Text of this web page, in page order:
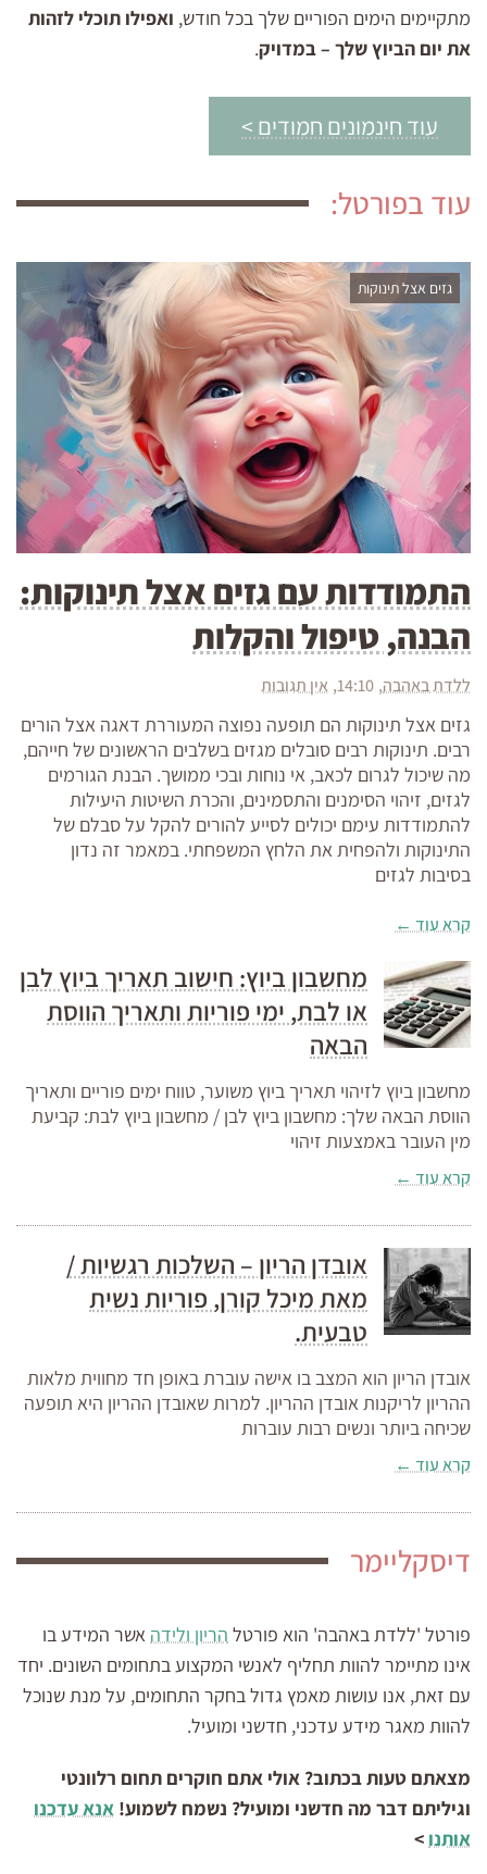
מתקיימים הימים הפוריים שלך בכל חודש, ואפילו תוכלי לזהות
את יום הביוץ שלך – במדויק.
עוד חינמונים חמודים >
עוד בפורטל:
גזים אצל תינוקות
התמודדות עם גזים אצל תינוקות:
הבנה, טיפול והקלות
ללדת באהבה 14:10 אין תגובות
גזים אצל תינוקות הם תופעה נפוצה המעוררת דאגה אצל הורים
רבים. תינוקות רבים סובלים מגזים בשלבים הראשונים של חייהם,
מה שיכול לגרום לכאב, אי נוחות ובכי ממושך. הבנת הגורמים
לגזים, זיהוי הסימנים והתסמינים, והכרת השיטות היעילות
להתמודדות עימם יכולים לסייע להורים להקל על סבלם של
התינוקות ולהפחית את הלחץ המשפחתי. במאמר זה נדון
בסיבות לגזים
קרא עוד ←
מחשבון ביוץ: חישוב תאריך ביוץ לבן
או לבת, ימי פוריות ותאריך הווסת
הבאה
מחשבון ביוץ לזיהוי תאריך ביוץ משוער, טווח ימים פוריים ותאריך
הווסת הבאה שלך: מחשבון ביוץ לבן / מחשבון ביוץ לבת: קביעת
מין העובר באמצעות זיהוי
קרא עוד ←
אובדן הריון – השלכות רגשיות /
מאת מיכל קורן, פוריות נשית
טבעית.
אובדן הריון הוא המצב בו אישה עוברת באופן חד מחווית מלאות
ההריון לריקנות אובדן ההריון. למרות שאובדן ההריון היא תופעה
שכיחה ביותר ונשים רבות עוברות
קרא עוד ←
דיסקליימר
פורטל 'ללדת באהבה' הוא פורטל הריון ולידה אשר המידע בו
אינו מתיימר להוות תחליף לאנשי המקצוע בתחומים השונים. יחד
עם זאת, אנו עושות מאמץ גדול בחקר התחומים, על מנת שנוכל
להוות מאגר מידע עדכני, חדשני ומועיל.
מצאתם טעות בכתוב? אולי אתם חוקרים תחום רלוונטי
וגיליתם דבר מה חדשני ומועיל? נשמח לשמוע! אנא עדכנו
אותנו >